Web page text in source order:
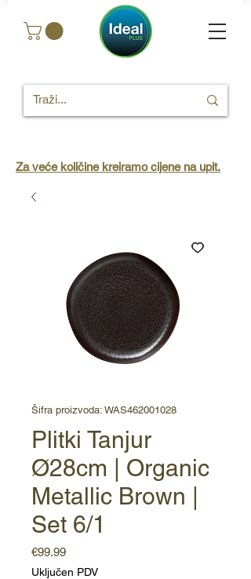
Za veće količine kreiramo cijene na upit.
Šifra proizvoda: WAS462001028
Plitki Tanjur
Ø28cm | Organic
Metallic Brown |
Set 6/1
€99.99Cijena
Uključen PDV